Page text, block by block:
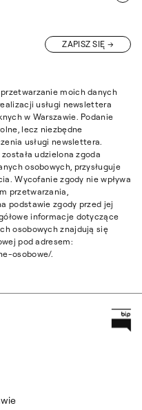
ZAPISZ SIĘ
moich danych
usługi newslettera
w Warszawie. Podanie
lecz niezbędne
usługi newslettera.
udzielona zgoda
osobowych, przysługuje
Wycofanie zgody nie wpływa
przetwarzania,
podstawie zgody przed jej
informacje dotyczące
osobowych znajdują się
pod adresem:
osobowe/.